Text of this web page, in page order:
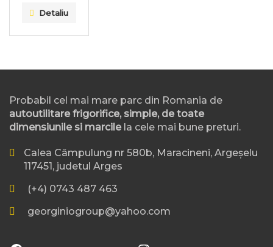
Detaliu
Probabil cel mai mare parc din Romania de
autoutilitare frigorifice, simple, de toate
dimensiunile si marcilela cele mai bune preturi.
Calea Câmpulung nr 580b, Maracineni, Argeșelu
117451, judetul Arges
(+4) 0743 487 463
georginiogroup@yahoo.com